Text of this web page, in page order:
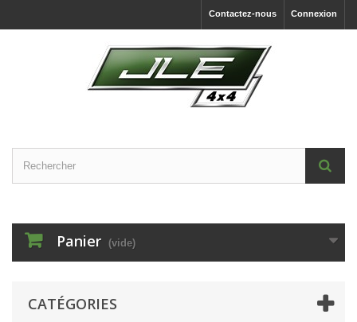
Connexion
Contactez-nous
Panier (vide)
CATÉGORIES